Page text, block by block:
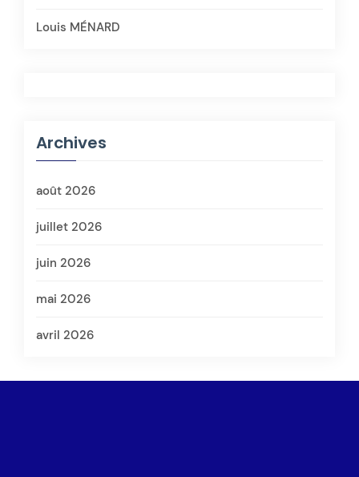
Louis MÉNARD
Archives
août 2026
juillet 2026
juin 2026
mai 2026
avril 2026